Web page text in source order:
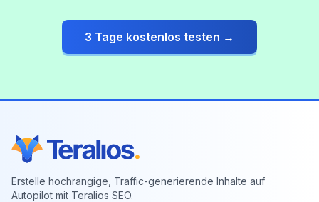
3 Tage kostenlos testen →
Erstelle hochrangige, Traffic-generierende Inhalte auf
Autopilot mit Teralios SEO.